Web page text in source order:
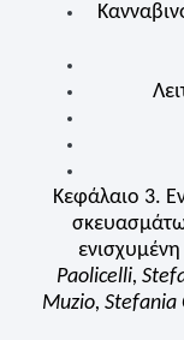
Κεφάλαιο 3.
Paolicelli,
Muzio, Stefania